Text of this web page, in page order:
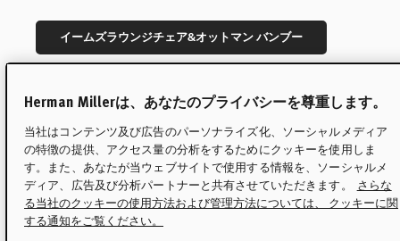
イームズラウンジチェア&オットマン バンブー
特集
イームズラウンジチェアの決
定版ガイド
Herman Millerは、あなたのプライバシーを尊重します。
当社はコンテンツ及び広告のパーソナライズ化、ソーシャルメディア
の特徴の提供、アクセス量の分析をするためにクッキーを使用しま
す。また、あなたが当ウェブサイトで使用する情報を、ソーシャルメ
ディア、広告及び分析パートナーと共有させていただきます。
さらな
る当社のクッキーの使用方法および管理方法については、 クッキーに関
する通知をご覧ください。